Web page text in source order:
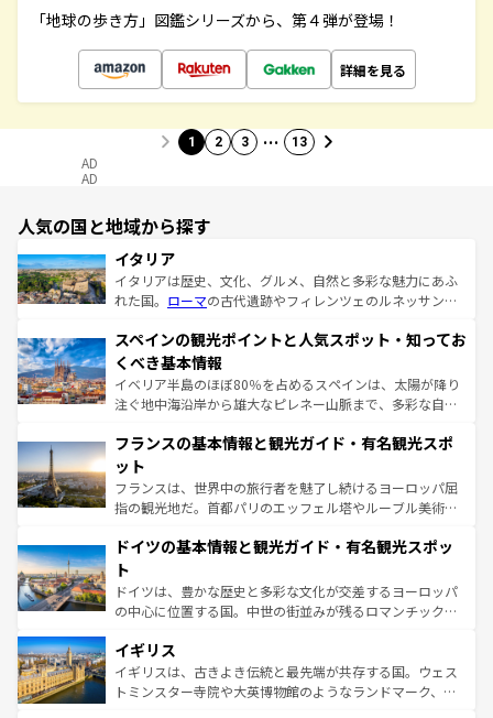
「地球の歩き方」図鑑シリーズから、第４弾が登場！
詳細を見る
1 2 3 … 13
AD
AD
人気の国と地域から探す
イタリア
イタリアは歴史、文化、グルメ、自然と多彩な魅力にあふ
れた国。 ローマの古代遺跡やフィレンツェのルネッサンス
ろん、トスカーナの美しい田園風景やアマルフィ海岸の絶
景など、自然景観も見逃せない。観光の合間には、本場の
ピザやパスタなど、絶品のイタリア料理を堪能することも
できる。朝目覚めてから夜眠るまで、すべての瞬間を楽し
なお、新着のイタリア情報はコンテンツ一覧を参照してほ
しい。
スペインの観光ポイントと人気スポット・知ってお
くべき基本情報
イベリア半島のほぼ80％を占めるスペインは、太陽が降り
注ぐ地中海沿岸から雄大なピレネー山脈まで、多彩な自然
文化が根付くこの国では、情熱的なフラメンコ、熱気あふ
れる闘牛、そして美味しいタパスが生活の一部となってい
る。首都マドリードの洗練された雰囲気や、バルセロナの
アートに溢れた街角から、地方では古代ローマ遺跡や中世
せる。地方によって風土や気候が異なるスペインはその個
ンテンツ一覧 を参照してほしい。
フランスの基本情報と観光ガイド・有名観光スポ
ット
フランスは、世界中の旅行者を魅了し続けるヨーロッパ屈
指の観光地だ。首都パリのエッフェル塔やルーブル美術館
で、幅広い魅力が詰まっている。華麗な宮殿、歴史的な大
聖堂、美しいビーチ、そして豊かな自然が、訪れる者を心
から魅了する。また、フランスは美食の国としても知ら
れ、フランス料理はユネスコ無形文化遺産にも登録されて
香り高いラベンダー畑など、多彩な楽しみ方が可能だ。さ
らに、パリ以外の地域にも魅力が溢れており、どの街角に
も豊かな歴史と文化が息づいている。パリ以外の個性あふ
ドイツの基本情報と観光ガイド・有名観光スポッ
ト
ドイツは、豊かな歴史と多彩な文化が交差するヨーロッパ
の中心に位置する国。中世の街並みが残るロマンチック街
顔を持つこの国は、どこを歩いても飽きることがない。ベ
ルリンの文化的活気、バイエルン州のアルプスの絶景、そ
してライン川沿いのワイン畑といった風景は必見。ビール
イギリス
イギリスは、古きよき伝統と最先端が共存する国。ウェス
トミンスター寺院や大英博物館のようなランドマーク、歴